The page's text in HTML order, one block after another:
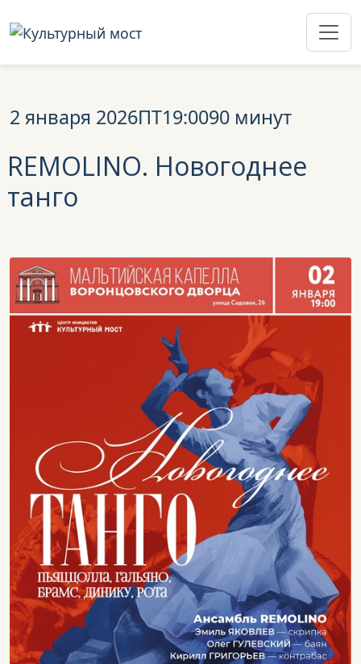
2 января 2026ПТ19:0090 минут
REMOLINO. Новогоднее
танго